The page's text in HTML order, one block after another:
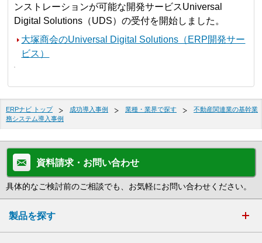
ンストレーションが可能な開発サービスUniversal
Digital Solutions（UDS）の受付を開始しました。
大塚商会のUniversal Digital Solutions（ERP開発サー
ビス）
ERPナビ トップ 成功導入事例 業種・業界で探す
不動産関連業の基幹業
務システム導入事例
資料請求・お問い合わせ
具体的なご検討前のご相談でも、お気軽にお問い合わせください。
製品を探す